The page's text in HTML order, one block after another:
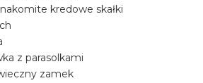
kredowe skałki
z parasolkami
zamek